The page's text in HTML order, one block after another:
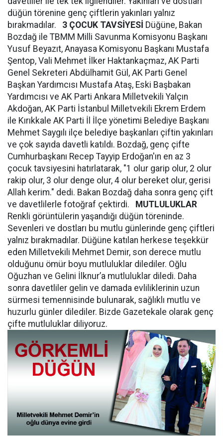
düğün törenine genç çiftlerin yakınları yalnız
bırakmadılar. 3 ÇOCUK TAVSİYESİ Düğüne, Bakan
Bozdağ ile TBMM Milli Savunma Komisyonu Başkanı
Yusuf Beyazıt, Anayasa Komisyonu Başkanı Mustafa
Şentop, Vali Mehmet İlker Haktankaçmaz, AK Parti
Genel Sekreteri Abdülhamit Gül, AK Parti Genel
Başkan Yardımcısı Mustafa Ataş, Eski Başbakan
Yardımcısı ve AK Parti Ankara Milletvekili Yalçın
Akdoğan, AK Parti İstanbul Milletvekili Ekrem Erdem
ile Kırıkkale AK Parti İl İlçe yönetimi Belediye Başkanı
Mehmet Saygılı ilçe belediye başkanları çiftin yakınları
ve çok sayıda davetli katıldı. Bozdağ, genç çifte
Cumhurbaşkanı Recep Tayyip Erdoğan'ın en az 3
çocuk tavsiyesini hatırlatarak, "1 olur garip olur, 2 olur
rakip olur, 3 olur denge olur, 4 olur bereket olur, gerisi
Allah kerim." dedi. Bakan Bozdağ daha sonra genç çift
ve davetlilerle fotoğraf çektirdi.
MUTLULUKLAR
Renkli görüntülerin yaşandığı düğün töreninde.
Sevenleri ve dostları bu mutlu günlerinde genç çiftleri
yalnız bırakmadılar. Düğüne katılan herkese teşekkür
eden Milletvekili Mehmet Demir, son derece mutlu
olduğunu ömür boyu mutluluklar dilediler. Oğlu
Oğuzhan ve Gelini İlknur’a mutluluklar diledi. Daha
sonra davetliler gelin ve damada evliliklerinin uzun
sürmesi temennisinde bulunarak, sağlıklı mutlu ve
huzurlu günler dilediler. Bizde Gazetekale olarak genç
çifte mutluluklar diliyoruz.